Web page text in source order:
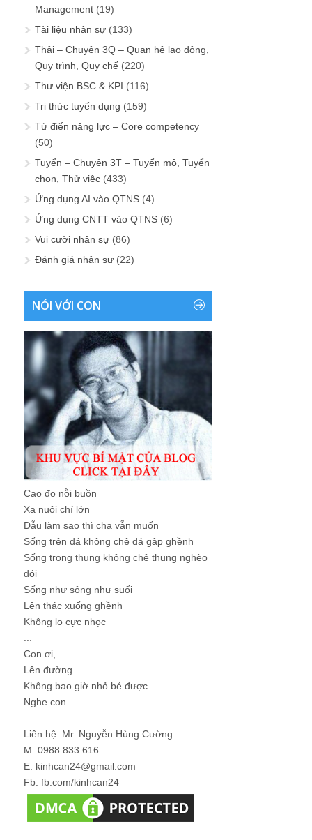
Management (19)
Tài liệu nhân sự (133)
Thải – Chuyện 3Q – Quan hệ lao động,
Quy trình, Quy chế (220)
Thư viện BSC & KPI (116)
Tri thức tuyển dụng (159)
Từ điển năng lực – Core competency
(50)
Tuyển – Chuyện 3T – Tuyển mộ, Tuyển
chọn, Thử việc (433)
Ứng dụng AI vào QTNS (4)
Ứng dụng CNTT vào QTNS (6)
Vui cười nhân sự (86)
Đánh giá nhân sự (22)
NÓI VỚI CON
Cao đo nỗi buồn
Xa nuôi chí lớn
Dẫu làm sao thì cha vẫn muốn
Sống trên đá không chê đá gập ghềnh
Sống trong thung không chê thung nghèo
đói
Sống như sông như suối
Lên thác xuống ghềnh
Không lo cực nhọc
Con ơi, ...
Lên đường
Không bao giờ nhỏ bé được
Nghe con.
Liên hệ: Mr. Nguyễn Hùng Cường
M: 0988 833 616
E: kinhcan24@gmail.com
Fb: fb.com/kinhcan24